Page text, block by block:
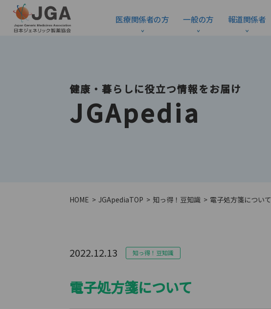
医療関係者の方 一般の方 報道関係者
健康・暮らしに役立つ情報をお届け
JGApedia
HOME JGApediaTOP 知っ得！豆知識 電子処方箋について
2022.12.13 知っ得！豆知識
電子処方箋について